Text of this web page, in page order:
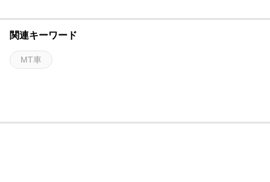
関連キーワード
MT車